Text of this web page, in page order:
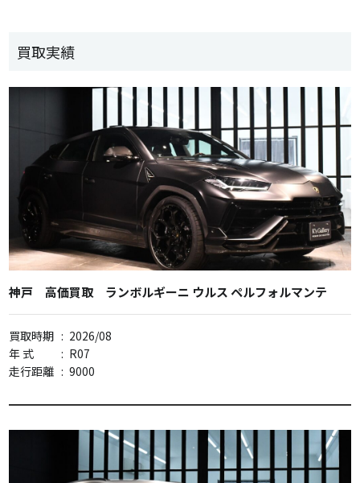
買取実績
神戸 高価買取 ランボルギーニ ウルス ペルフォルマンテ
買取時期 : 2026/08
年 式
: R07
走行距離 : 9000